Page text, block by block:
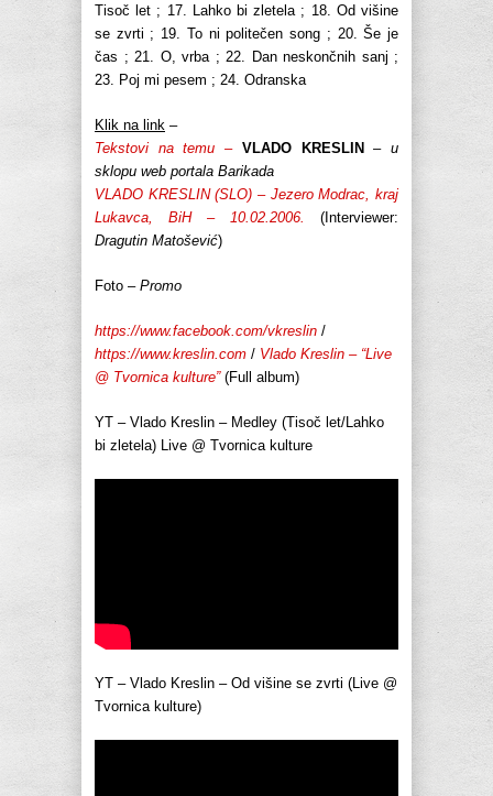
Tisoč let ; 17. Lahko bi zletela ; 18. Od višine
se zvrti ; 19. To ni politečen song ; 20. Še je
čas ; 21. O, vrba ; 22. Dan neskončnih sanj ;
23. Poj mi pesem ; 24. Odranska
Klik na link –
Tekstovi na temu – VLADO KRESLIN
– u
sklopu web portala Barikada
VLADO KRESLIN (SLO) – Jezero Modrac, kraj
Lukavca, BiH – 10.02.2006.
(Interviewer:
Dragutin Matošević)
Foto – Promo
https://www.facebook.com/vkreslin /
https://www.kreslin.com / Vlado Kreslin – “Live
@ Tvornica kulture”(Full album)
YT – Vlado Kreslin – Medley (Tisoč let/Lahko
bi zletela) Live @ Tvornica kulture
YT – Vlado Kreslin – Od višine se zvrti (Live @
Tvornica kulture)